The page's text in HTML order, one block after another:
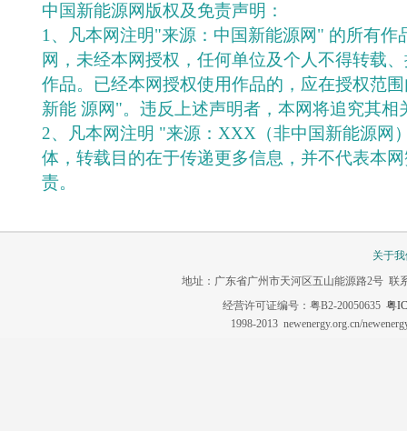
中国新能源网版权及免责声明：
1、凡本网注明"来源：中国新能源网" 的所有作
网，未经本网授权，任何单位及个人不得转载
作品。已经本网授权使用作品的，应在授权范
新能 源网"。违反上述声明者，本网将追究其相
2、凡本网注明 "来源：XXX（非中国新能源网
体，转载目的在于传递更多信息，并不代表本
责。
关于
地址：广东省广州市天河区五山能源路2号 联
经营许可证编号：粤B2-20050635 粤
1998-2013 newenergy.org.cn/